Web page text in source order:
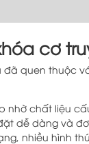
cơ
đã quen thuộc
nhờ chất liệu
dễ dàng và
nhiều hình